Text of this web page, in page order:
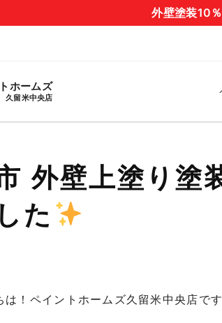
外壁塗装10
ホームズ
久留米中央店
外壁上塗り塗
た
は！ペイントホームズ久留米中央店です